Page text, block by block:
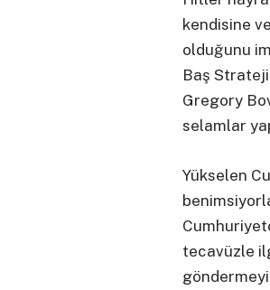
kendisine
olduğunu
Baş
Gregory
selamlar
Yükselen
tecavüzle
göndermeyi